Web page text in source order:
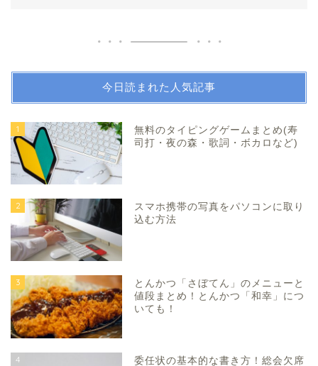
今日読まれた人気記事
1
無料のタイピングゲームまとめ(寿
司打・夜の森・歌詞・ボカロなど)
2
スマホ携帯の写真をパソコンに取り
込む方法
3
とんかつ「さぼてん」のメニューと
値段まとめ！とんかつ「和幸」につ
いても！
4
委任状の基本的な書き方！総会欠席